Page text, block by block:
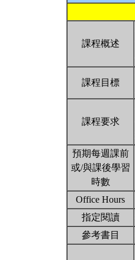
課程概述
課程目標
課程要求
預期每週課前
或/與課後學習
時數
Office Hours
指定閱讀
參考書目